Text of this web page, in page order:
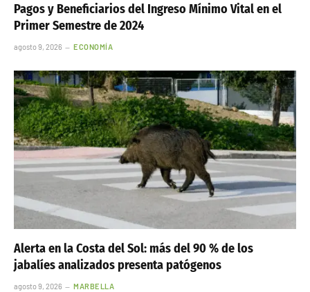
Pagos y Beneficiarios del Ingreso Mínimo Vital en el
Primer Semestre de 2024
agosto 9, 2026 ECONOMÍA
Alerta en la Costa del Sol: más del 90 % de los
jabalíes analizados presenta patógenos
agosto 9, 2026 MARBELLA